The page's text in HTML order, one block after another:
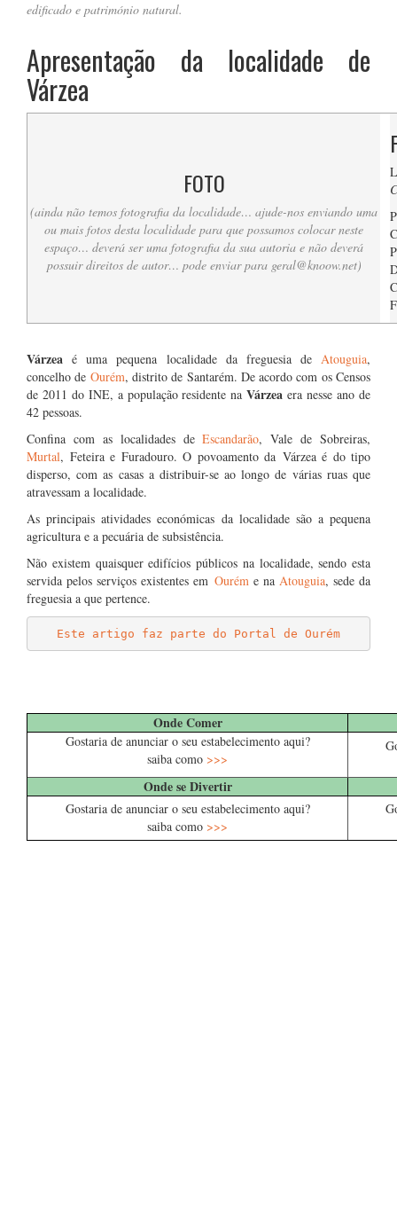
edificado e património natural.
Apresentação da localidade de
Várzea
FOTO
(ainda não temos fotografia da localidade… ajude-nos enviando uma
ou mais fotos desta localidade para que possamos colocar neste
espaço… deverá ser uma fotografia da sua autoria e não deverá
possuir direitos de autor… pode enviar para geral@knoow.net)
Várzea é uma pequena localidade da freguesia de Atouguia,
concelho de Ourém, distrito de Santarém. De acordo com os Censos
de 2011 do INE, a população residente naVárzea era nesse ano de
42 pessoas.
Confina com as localidades deEscandarão, Vale de Sobreiras,
Murtal, Feteira e Furadouro. O povoamento da Várzea é do tipo
disperso, com as casas a distribuir-se ao longo de várias ruas que
atravessam a localidade.
As principais atividades económicas da localidade são a pequena
agricultura e a pecuária de subsistência.
Não existem quaisquer edifícios públicos na localidade, sendo esta
servida pelos serviços existentes em Ouréme na Atouguia, sede da
freguesia a que pertence.
Este artigo faz parte do Portal de Ourém
Onde Comer
Gostaria de anunciar o seu estabelecimento aqui?
saiba como >>>
Onde se Divertir
Gostaria de anunciar o seu estabelecimento aqui?
saiba como >>>